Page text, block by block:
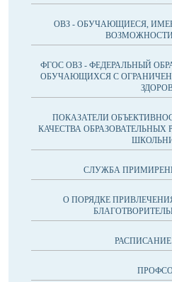
ОВЗ - ОБУЧАЮЩИЕСЯ,
ВОЗМОЖНОСТИ
ФГОС ОВЗ - ФЕДЕРАЛЬНЫЙ
ОБУЧАЮЩИХСЯ С
ПОКАЗАТЕЛИ
КАЧЕСТВА ОБРАЗОВАТЕЛЬНЫХ
СЛУЖБА
О ПОРЯДКЕ